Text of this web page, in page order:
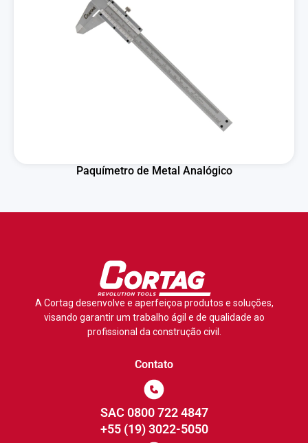
Paquímetro de Metal Analógico
A Cortag desenvolve e aperfeiçoa produtos e soluções,
visando garantir um trabalho ágil e de qualidade ao
profissional da construção civil.
Contato
SAC 0800 722 4847
+55 (19) 3022-5050